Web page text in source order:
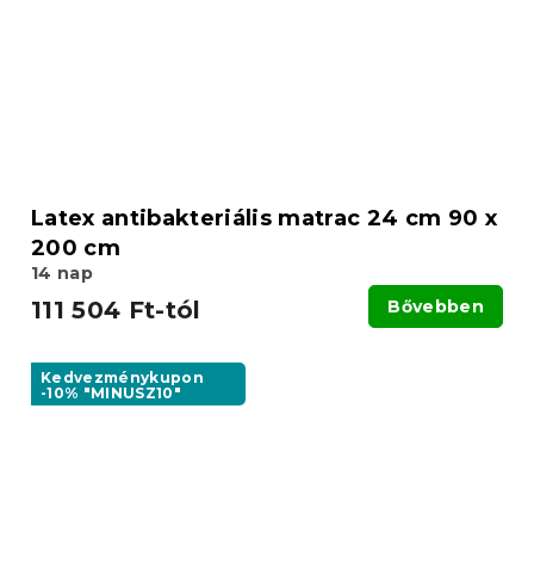
Latex antibakteriális matrac 24 cm 90 x
200 cm
14 nap
111 504 Ft-tól Bővebben
Kedvezménykupon
-10% "MINUSZ10"